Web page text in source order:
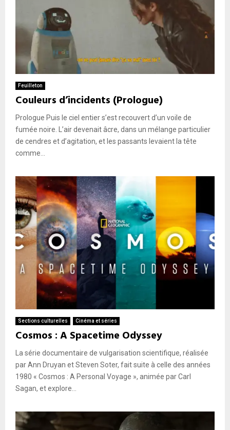
Feuilleton
Couleurs d’incidents (Prologue)
Prologue Puis le ciel entier s’est recouvert d’un voile de
fumée noire. L’air devenait âcre, dans un mélange particulier
de cendres et d’agitation, et les passants levaient la tête
comme...
Sections culturelles Cinéma et séries
Cosmos : A Spacetime Odyssey
La série documentaire de vulgarisation scientifique, réalisée
par Ann Druyan et Steven Soter, fait suite à celle des années
1980 « Cosmos : A Personal Voyage », animée par Carl
Sagan, et explore...